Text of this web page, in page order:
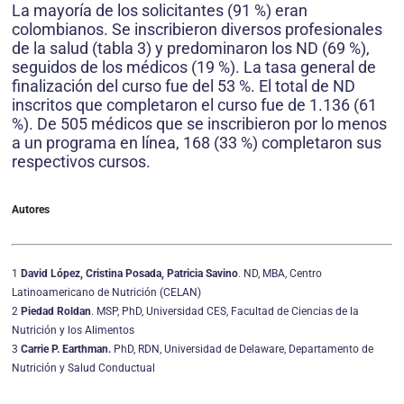
La mayoría de los solicitantes (91 %) eran
colombianos. Se inscribieron diversos profesionales
de la salud (tabla 3) y predominaron los ND (69 %),
seguidos de los médicos (19 %). La tasa general de
finalización del curso fue del 53 %. El total de ND
inscritos que completaron el curso fue de 1.136 (61
%). De 505 médicos que se inscribieron por lo menos
a un programa en línea, 168 (33 %) completaron sus
respectivos cursos.
Autores
1 David López, Cristina Posada, Patricia Savino. ND, MBA, Centro
Latinoamericano de Nutrición (CELAN)
2 Piedad Roldan. MSP, PhD, Universidad CES, Facultad de Ciencias de la
Nutrición y los Alimentos
3 Carrie P. Earthman. PhD, RDN, Universidad de Delaware, Departamento de
Nutrición y Salud Conductual